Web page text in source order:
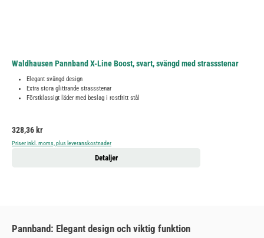
Waldhausen Pannband X-Line Boost, svart, svängd med strassstenar
Elegant svängd design
Extra stora glittrande strassstenar
Förstklassigt läder med beslag i rostfritt stål
Ordinarie pris:
328,36 kr
Priser inkl. moms, plus leveranskostnader
Detaljer
Pannband: Elegant design och viktig funktion